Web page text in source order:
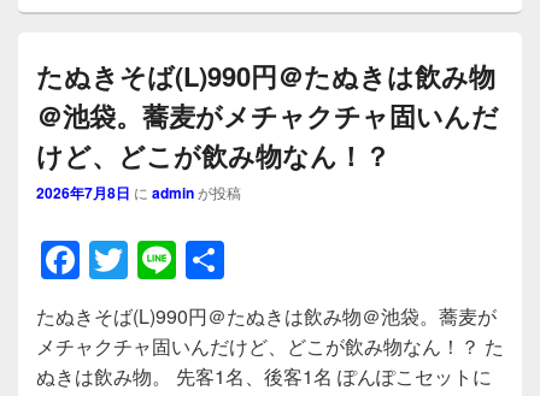
たぬきそば(L)990円＠たぬきは飲み物
＠池袋。蕎麦がメチャクチャ固いんだ
けど、どこが飲み物なん！？
2026年7月8日 に adminが投稿
F
a
c
e
T
wi
tt
er
Li
n
e
有
たぬきそば(L)990円＠たぬきは飲み物＠池袋。蕎麦が
メチャクチャ固いんだけど、どこが飲み物なん！？ た
ぬきは飲み物。 先客1名、後客1名 ぽんぽこセットに